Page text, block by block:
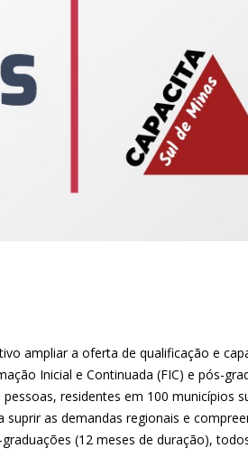
ampliar a oferta de qualificação e
Inicial e Continuada (FIC) e pós-
residentes em 100 municípios
as demandas regionais e
(12 meses de duração),